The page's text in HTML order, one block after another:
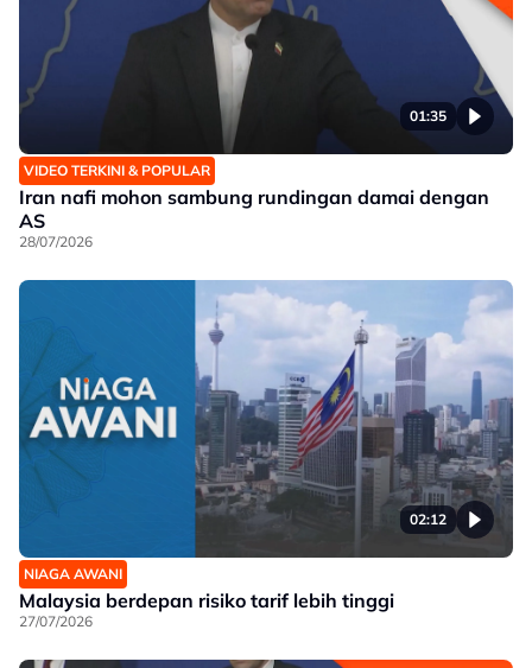
01:35
VIDEO TERKINI & POPULAR
Iran nafi mohon sambung rundingan damai dengan
AS
28/07/2026
02:12
NIAGA AWANI
Malaysia berdepan risiko tarif lebih tinggi
27/07/2026